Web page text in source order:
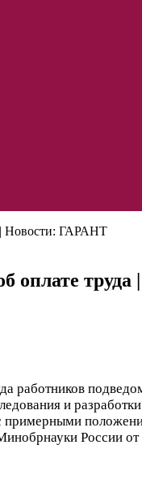
| Новости: ГАРАНТ
оплате
работников
и
примерными
России